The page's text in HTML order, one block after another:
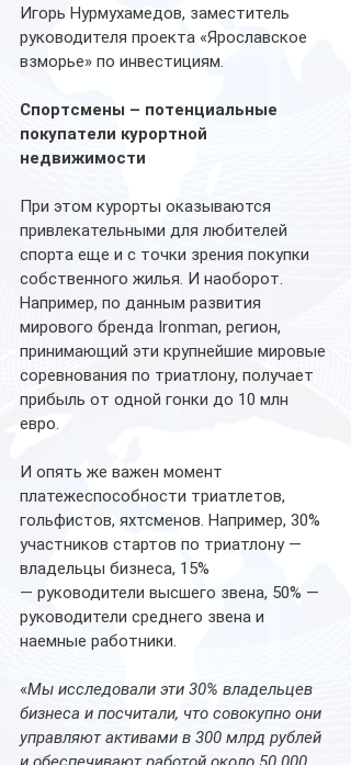
Игорь Нурмухамедов, заместитель
руководителя проекта «Ярославское
взморье» по инвестициям.
Спортсмены – потенциальные
покупатели курортной
недвижимости
При этом курорты оказываются
привлекательными для любителей
спорта еще и с точки зрения покупки
собственного жилья. И наоборот.
Например, по данным развития
мирового бренда Ironman, регион,
принимающий эти крупнейшие мировые
соревнования по триатлону, получает
прибыль от одной гонки до 10 млн
евро.
И опять же важен момент
платежеспособности триатлетов,
гольфистов, яхтсменов. Например, 30%
участников стартов по триатлону —
владельцы бизнеса, 15%
— руководители высшего звена, 50% —
руководители среднего звена и
наемные работники.
«Мы исследовали эти 30% владельцев
бизнеса и посчитали, что совокупно они
управляют активами в 300 млрд рублей